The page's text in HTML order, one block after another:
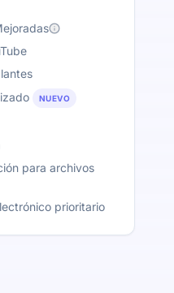
NUEVO
para archivos
prioritario